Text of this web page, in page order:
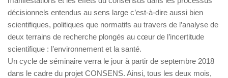
décisionnels entendus au sens large c’est-à-dire aussi bien
scientifiques, politiques que normatifs au travers de l’analyse de
deux terrains de recherche plongés au cœur de l’incertitude
scientifique : l’environnement et la santé.
Un cycle de séminaire verra le jour à partir de septembre 2018
dans le cadre du projet CONSENS. Ainsi, tous les deux mois,